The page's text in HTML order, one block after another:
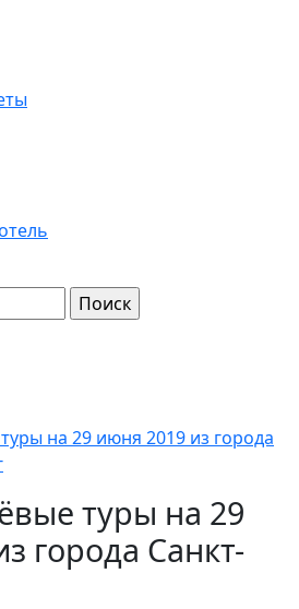
на 29 июня 2019 из города
туры на 29
города Cанкт-